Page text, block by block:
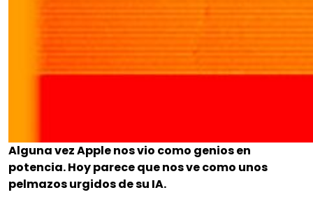
Alguna vez Apple nos vio como genios en
potencia. Hoy parece que nos ve como unos
pelmazos urgidos de su IA.